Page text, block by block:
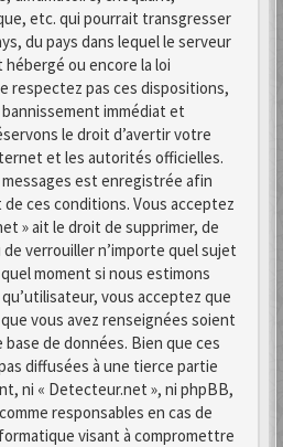
etc. qui pourrait transgresser
du pays dans lequel le serveur
ou encore la loi
respectez pas ces dispositions,
immédiat et
le droit d’avertir votre
et les autorités officielles.
messages est enregistrée afin
ces conditions. Vous acceptez
» ait le droit de supprimer, de
verrouiller n’importe quel sujet
moment si nous estimons
vous acceptez que
vous avez renseignées soient
de données. Bien que ces
diffusées à une tierce partie
ni « Detecteur.net », ni phpBB,
responsables en cas de
visant à compromettre